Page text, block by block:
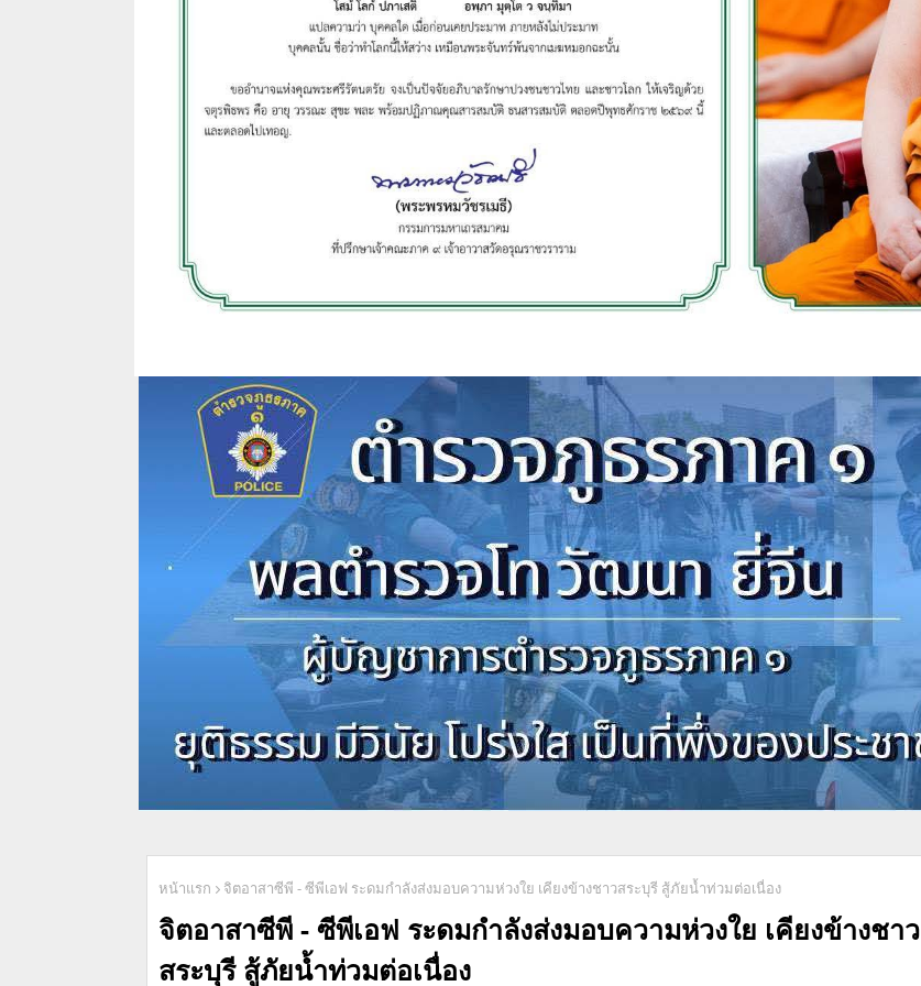
หน้าแรก จิตอาสาซีพี - ซีพีเอฟ ระดมกำลังส่งมอบความห่วงใย เคียงข้างชาวสระบุรี สู้ภัยน้ำท่วมต่อเนื่อง
จิตอาสาซีพี - ซีพีเอฟ ระดมกำลังส่งมอบความห่วงใย เคียงข้างชาว
สระบุรี สู้ภัยน้ำท่วมต่อเนื่อง